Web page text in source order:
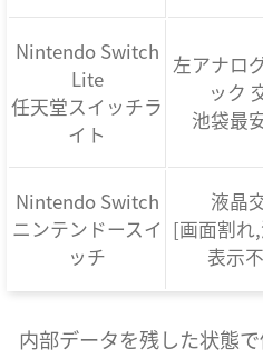
Nintendo Switch
Lite
任天堂スイッチラ
イト
左アナロ
ック
池袋最
Nintendo Switch
ニンテンドースイ
ッチ
液晶
[画面割れ
表示
内部データを残した状態で